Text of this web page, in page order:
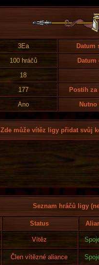
3Ea Datum
100 hráčů
18
177 Postih
Ano
Zde může vítěz ligy přidat svůj
Seznam hráčů ligy
Status
Vítěz
Člen vítězné aliance